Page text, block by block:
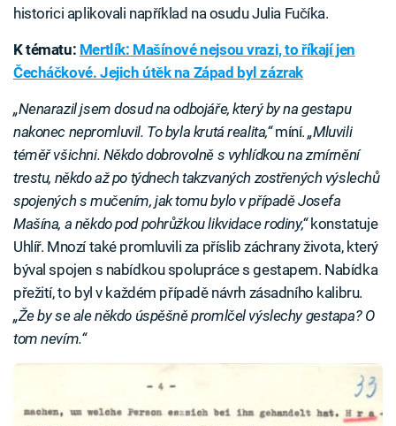
historici aplikovali například na osudu Julia Fučíka.
K tématu: Mertlík: Mašínové nejsou vrazi, to říkají jen
Čecháčkové. Jejich útěk na Západ byl zázrak
„Nenarazil jsem dosud na odbojáře, který by na gestapu
nakonec nepromluvil. To byla krutá realita,“míní.„Mluvili
téměř všichni. Někdo dobrovolně s vyhlídkou na zmírnění
trestu, někdo až po týdnech takzvaných zostřených výslechů
spojených s mučením, jak tomu bylo v případě Josefa
Mašína, a někdo pod pohrůžkou likvidace rodiny,“konstatuje
Uhlíř. Mnozí také promluvili za příslib záchrany života, který
býval spojen s nabídkou spolupráce s gestapem. Nabídka
přežití, to byl v každém případě návrh zásadního kalibru.
„Že by se ale někdo úspěšně promlčel výslechy gestapa? O
tom nevím.“